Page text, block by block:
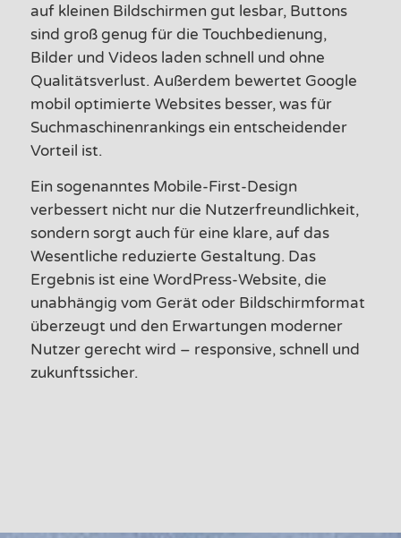
auf kleinen Bildschirmen gut lesbar, Buttons
sind groß genug für die Touchbedienung,
Bilder und Videos laden schnell und ohne
Qualitätsverlust. Außerdem bewertet Google
mobil optimierte Websites besser, was für
Suchmaschinenrankings ein entscheidender
Vorteil ist.
Ein sogenanntes Mobile-First-Design
verbessert nicht nur die Nutzerfreundlichkeit,
sondern sorgt auch für eine klare, auf das
Wesentliche reduzierte Gestaltung. Das
Ergebnis ist eine WordPress-Website, die
unabhängig vom Gerät oder Bildschirmformat
überzeugt und den Erwartungen moderner
Nutzer gerecht wird – responsive, schnell und
zukunftssicher.